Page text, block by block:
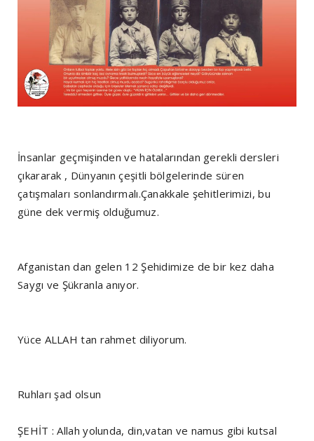
İnsanlar geçmişinden ve hatalarından gerekli dersleri
çıkararak , Dünyanın çeşitli bölgelerinde süren
çatışmaları sonlandırmalı.Çanakkale şehitlerimizi, bu
güne dek vermiş olduğumuz.
Afganistan dan gelen 12 Şehidimize de bir kez daha
Saygı ve Şükranla anıyor.
Yüce ALLAH tan rahmet diliyorum.
Ruhları şad olsun
ŞEHİT : Allah yolunda, din,vatan ve namus gibi kutsal